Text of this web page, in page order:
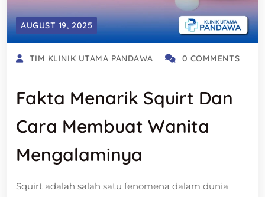
AUGUST 19, 2025
TIM KLINIK UTAMA PANDAWA 0 COMMENTS
Fakta Menarik Squirt Dan
Cara Membuat Wanita
Mengalaminya
Squirt adalah salah satu fenomena dalam dunia